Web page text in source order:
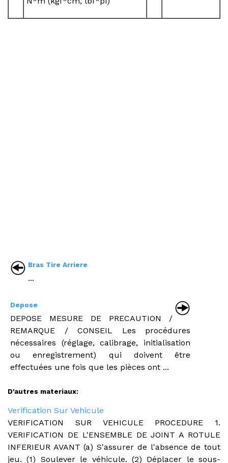
Bras Tire Arriere
...
Depose
DEPOSE MESURE DE PRECAUTION /
REMARQUE / CONSEIL Les procédures
nécessaires (réglage, calibrage, initialisation
ou enregistrement) qui doivent être
effectuées une fois que les pièces ont ...
D'autres materiaux:
Verification Sur Vehicule
VERIFICATION SUR VEHICULE PROCEDURE 1.
VERIFICATION DE L'ENSEMBLE DE JOINT A ROTULE
INFERIEUR AVANT (a) S'assurer de l'absence de tout
jeu. (1) Soulever le véhicule. (2) Déplacer le sous-